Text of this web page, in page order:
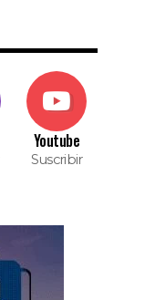
Youtube
Suscribir